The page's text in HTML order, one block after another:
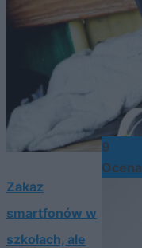
Zakaz
smartfonów w
szkołach, ale
9
Ocena